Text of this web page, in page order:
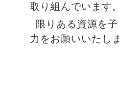
取り組んでいます。
限りある資源を
力をお願いいたし